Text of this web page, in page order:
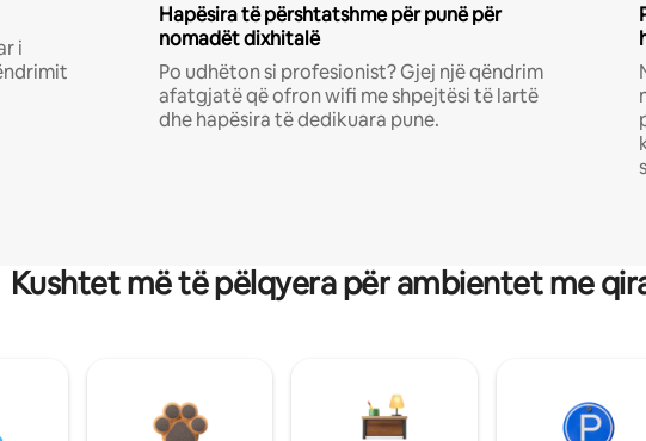
i
Hapësira të përshtatshme për punë për
nomadët dixhitalë
Po udhëton si profesionist? Gjej një qëndrim
afatgjatë që ofron wifi me shpejtësi të lartë
dhe hapësira të dedikuara pune.
Kushtet më të pëlqyera për ambientet me